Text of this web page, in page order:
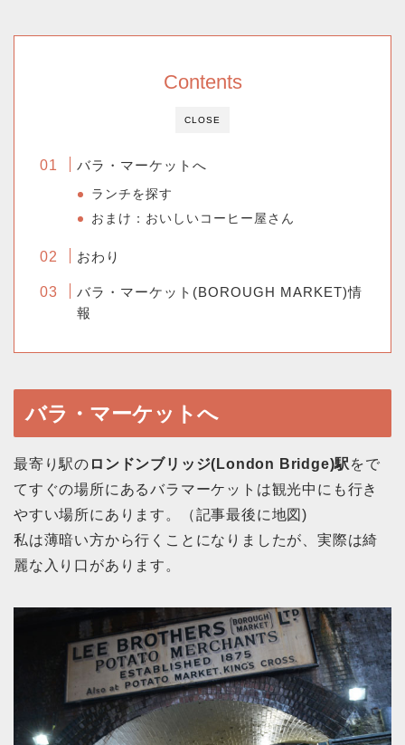
CLOSE
Contents
バラ・マーケットへ
ランチを探す
おまけ：おいしいコーヒー屋さん
おわり
バラ・マーケット(BOROUGH MARKET)情
報
バラ・マーケットへ
最寄り駅の ロンドンブリッジ(London Bridge)駅 をで
てすぐの場所にあるバラマーケットは観光中にも行き
やすい場所にあります。（記事最後に地図)
私は薄暗い方から行くことになりましたが、実際は綺
麗な入り口があります。